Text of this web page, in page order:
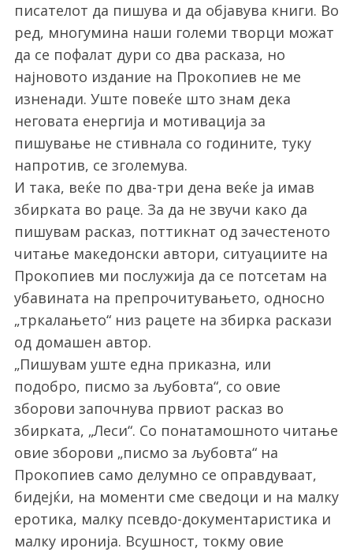
писателот да пишува и да објавува книги. Во
ред, многумина наши големи творци можат
да се пофалат дури со два расказа, но
најновото издание на Прокопиев не ме
изненади. Уште повеќе што знам дека
неговата енергија и мотивација за
пишување не стивнала со годините, туку
напротив, се зголемува.
И така, веќе по два-три дена веќе ја имав
збирката во раце. За да не звучи како да
пишувам расказ, поттикнат од зачестеното
читање македонски автори, ситуациите на
Прокопиев ми послужија да се потсетам на
убавината на препрочитувањето, односно
„тркалањето“ низ рацете на збирка раскази
од домашен автор.
„Пишувам уште една приказна, или
подобро, писмо за љубовта“, со овие
зборови започнува првиот расказ во
збирката, „Леси“. Со понатамошното читање
овие зборови „писмо за љубовта“ на
Прокопиев само делумно се оправдуваат,
бидејќи, на моменти сме сведоци и на малку
еротика, малку псевдо-документаристика и
малку иронија. Всушност, токму овие